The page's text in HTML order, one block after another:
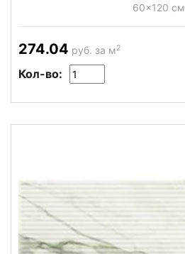
60x120 см
274.04 руб. за м2
Кол-во: